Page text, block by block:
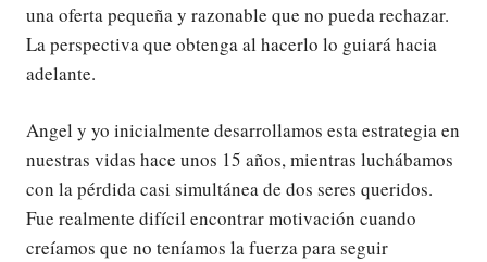
una oferta pequeña y razonable que no pueda rechazar.
La perspectiva que obtenga al hacerlo lo guiará hacia
adelante.
Angel y yo inicialmente desarrollamos esta estrategia en
nuestras vidas hace unos 15 años, mientras luchábamos
con la pérdida casi simultánea de dos seres queridos.
Fue realmente difícil encontrar motivación cuando
creíamos que no teníamos la fuerza para seguir